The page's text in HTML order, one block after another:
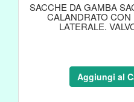
SACCHE DA GAMBA
CALANDRATO
LATERALE.
Aggiungi al